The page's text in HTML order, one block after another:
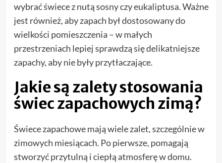
wybrać świece z nutą sosny czy eukaliptusa. Ważne
jest również, aby zapach był dostosowany do
wielkości pomieszczenia – w małych
przestrzeniach lepiej sprawdzą się delikatniejsze
zapachy, aby nie były przytłaczające.
Jakie są zalety stosowania
świec zapachowych zimą?
Świece zapachowe mają wiele zalet, szczególnie w
zimowych miesiącach. Po pierwsze, pomagają
stworzyć przytulną i ciepłą atmosferę w domu.